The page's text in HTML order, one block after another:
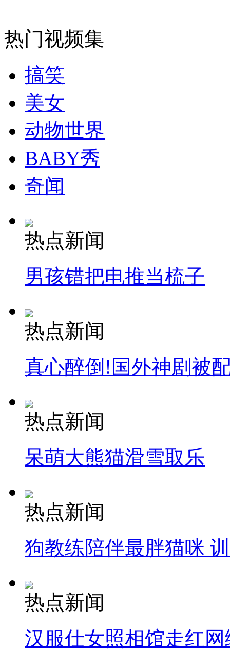
热门视频集
搞笑
美女
动物世界
BABY秀
奇闻
热点新闻
男孩错把电推当梳子
热点新闻
真心醉倒!国外神剧被
热点新闻
呆萌大熊猫滑雪取乐
热点新闻
狗教练陪伴最胖猫咪
热点新闻
汉服仕女照相馆走红网